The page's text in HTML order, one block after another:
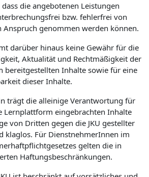
die angebotenen Leistungen
bzw. fehlerfrei von
genommen werden können.
darüber hinaus keine Gewähr für die
Aktualität und Rechtmäßigkeit der
bereitgestellten Inhalte sowie für eine
dieser Inhalte.
trägt die alleinige Verantwortung für
eingebrachten Inhalte
von Dritten gegen die JKU gestellter
klaglos. Für DienstnehmerInnen im
gelten die in
Haftungsbeschränkungen.